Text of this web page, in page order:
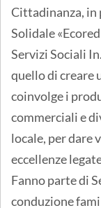
Cittadinanza, in
Solidale
Servizi Sociali
quello di creare
coinvolge i
commerciali e
locale, per dare
eccellenze
Fanno parte di
conduzione